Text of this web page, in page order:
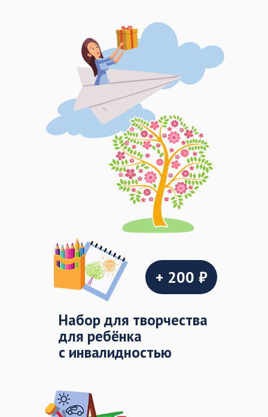
Набор для творчества
для ребёнка
с инвалидностью
+ 200 ₽